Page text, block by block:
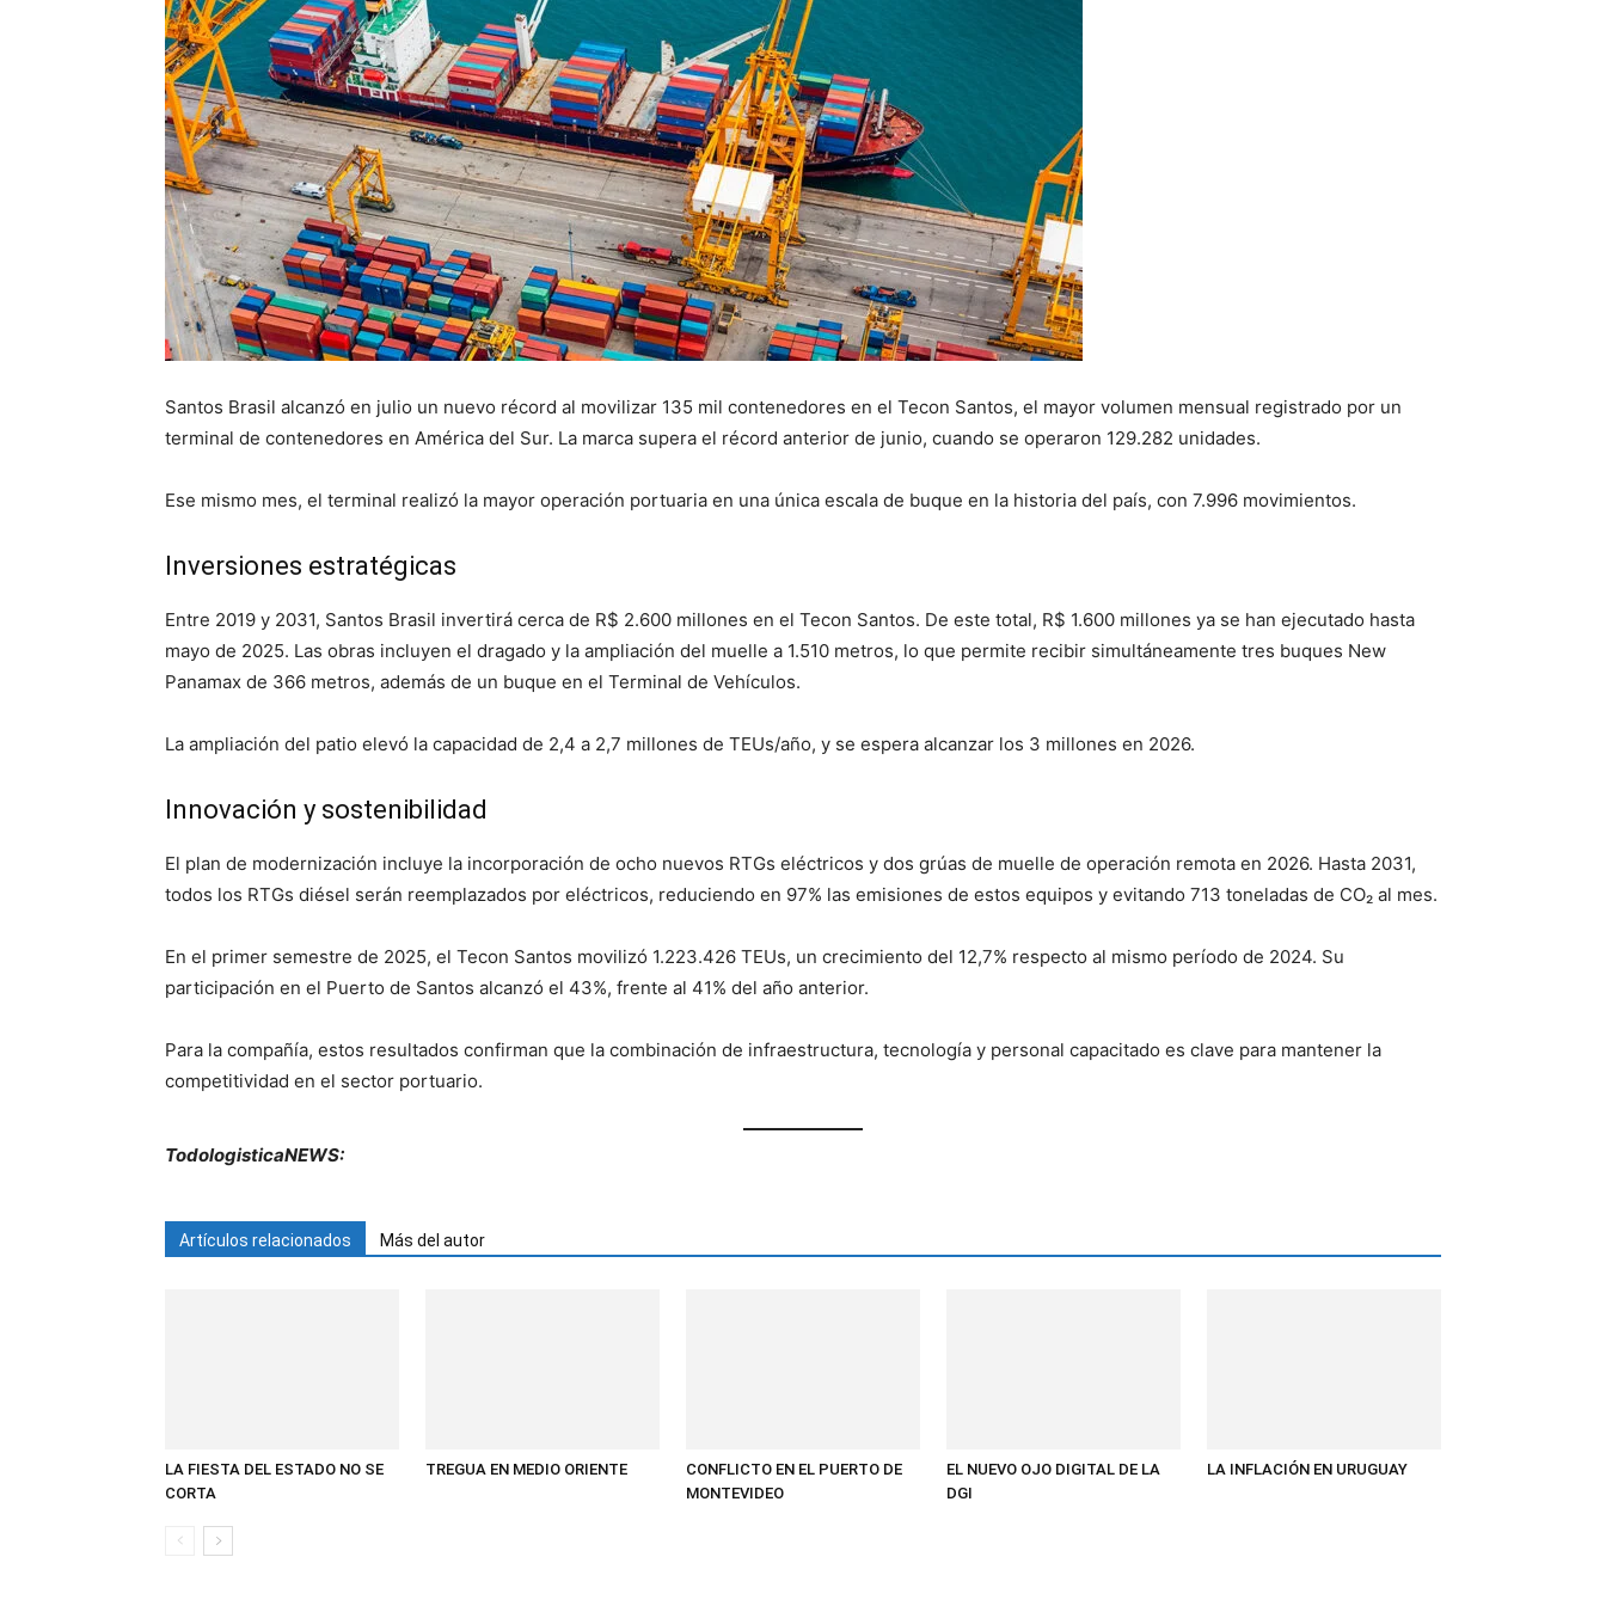
Santos Brasil alcanzó en julio un nuevo récord al movilizar 135 mil contenedores en el Tecon Santos, el mayor volumen mensual registrado por un
terminal de contenedores en América del Sur. La marca supera el récord anterior de junio, cuando se operaron 129.282 unidades.
Ese mismo mes, el terminal realizó la mayor operación portuaria en una única escala de buque en la historia del país, con 7.996 movimientos.
Inversiones estratégicas
Entre 2019 y 2031, Santos Brasil invertirá cerca de R$ 2.600 millones en el Tecon Santos. De este total, R$ 1.600 millones ya se han ejecutado hasta
mayo de 2025. Las obras incluyen el dragado y la ampliación del muelle a 1.510 metros, lo que permite recibir simultáneamente tres buques New
Panamax de 366 metros, además de un buque en el Terminal de Vehículos.
La ampliación del patio elevó la capacidad de 2,4 a 2,7 millones de TEUs/año, y se espera alcanzar los 3 millones en 2026.
Innovación y sostenibilidad
El plan de modernización incluye la incorporación de ocho nuevos RTGs eléctricos y dos grúas de muelle de operación remota en 2026. Hasta 2031,
todos los RTGs diésel serán reemplazados por eléctricos, reduciendo en 97% las emisiones de estos equipos y evitando 713 toneladas de CO₂ al mes.
En el primer semestre de 2025, el Tecon Santos movilizó 1.223.426 TEUs, un crecimiento del 12,7% respecto al mismo período de 2024. Su
participación en el Puerto de Santos alcanzó el 43%, frente al 41% del año anterior.
Para la compañía, estos resultados confirman que la combinación de infraestructura, tecnología y personal capacitado es clave para mantener la
competitividad en el sector portuario.
TodologisticaNEWS:
Artículos relacionados Más del autor
LA FIESTA DEL ESTADO NO SE
CORTA
TREGUA EN MEDIO ORIENTE
CONFLICTO EN EL PUERTO DE
MONTEVIDEO
EL NUEVO OJO DIGITAL DE LA
DGI
LA INFLACIÓN EN URUGUAY